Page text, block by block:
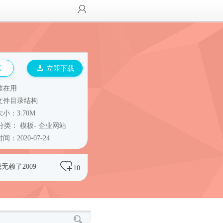
立即下载
在用
件目录结构
小：3.70M
类： 模板- 企业网站
间：2020-07-24
无赖了2009 10